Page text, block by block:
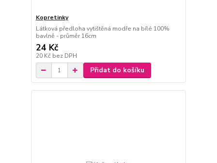
Kopretinky
Látková předloha vytištěná modře na bílé 100%
bavlně - průměr 16cm
24 Kč
20 Kč bez DPH
Přidat do košíku